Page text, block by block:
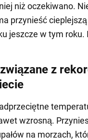
niż oczekiwano.
przynieść
jeszcze w tym roku.
z
wzrosną.
na morzach,